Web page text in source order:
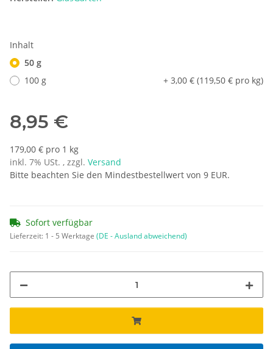
Inhalt
50 g
100 g
+ 3,00 € (119,50 € pro kg)
8,95 €
179,00 € pro 1 kg
inkl. 7% USt. , zzgl. Versand
Bitte beachten Sie den Mindestbestellwert von 9 EUR.
Sofort verfügbar
Lieferzeit: 1 - 5 Werktage (DE - Ausland abweichend)